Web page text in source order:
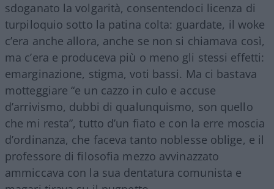
sdoganato la volgarità, consentendoci licenza di
turpiloquio sotto la patina colta: guardate, il woke
c’era anche allora, anche se non si chiamava così,
ma c’era e produceva più o meno gli stessi effetti:
emarginazione, stigma, voti bassi. Ma ci bastava
motteggiare “e un cazzo in culo e accuse
d’arrivismo, dubbi di qualunquismo, son quello
che mi resta”, tutto d’un fiato e con la erre moscia
d’ordinanza, che faceva tanto noblesse oblige, e il
professore di filosofia mezzo avvinazzato
ammiccava con la sua dentatura comunista e